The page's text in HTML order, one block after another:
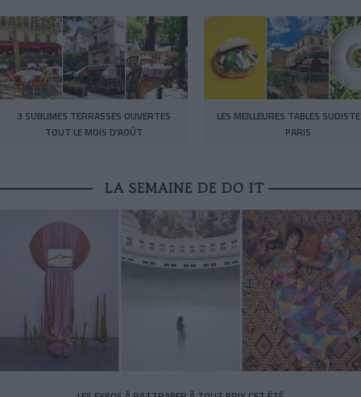
3 SUBLIMES TERRASSES OUVERTES
TOUT LE MOIS D’AOÛT
LES MEILLEURES TABLES
PARIS
LA SEMAINE DE DO IT